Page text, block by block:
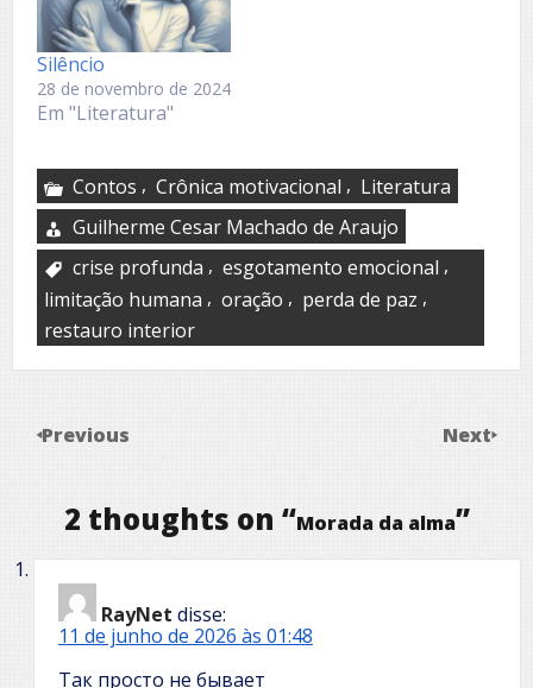
Silêncio
28 de novembro de 2024
Em "Literatura"
Contos , Crônica motivacional , Literatura
Guilherme Cesar Machado de Araujo
crise profunda , esgotamento emocional ,
limitação humana , oração , perda de paz ,
restauro interior
Previous Next
2 thoughts on “Morada da alma”
RayNet disse:
11 de junho de 2026 às 01:48
Так просто не бывает